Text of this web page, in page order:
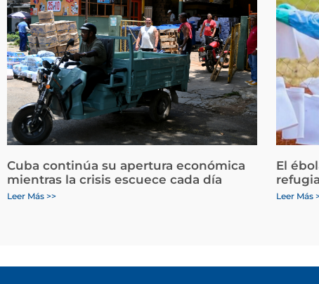
Cuba continúa su apertura económica
mientras la crisis escuece cada día
Leer Más >>
El
Leer Más